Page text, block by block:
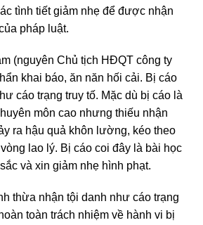
tình tiết giảm nhẹ để được nhận
pháp luật.
(nguyên Chủ tịch HĐQT công ty
khai báo, ăn năn hối cải. Bị cáo
cáo trạng truy tố. Mặc dù bị cáo là
môn cao nhưng thiếu nhận
ra hậu quả khôn lường, kéo theo
lao lý. Bị cáo coi đây là bài học
và xin giảm nhẹ hình phạt.
thừa nhận tội danh như cáo trạng
toàn trách nhiệm về hành vi bị